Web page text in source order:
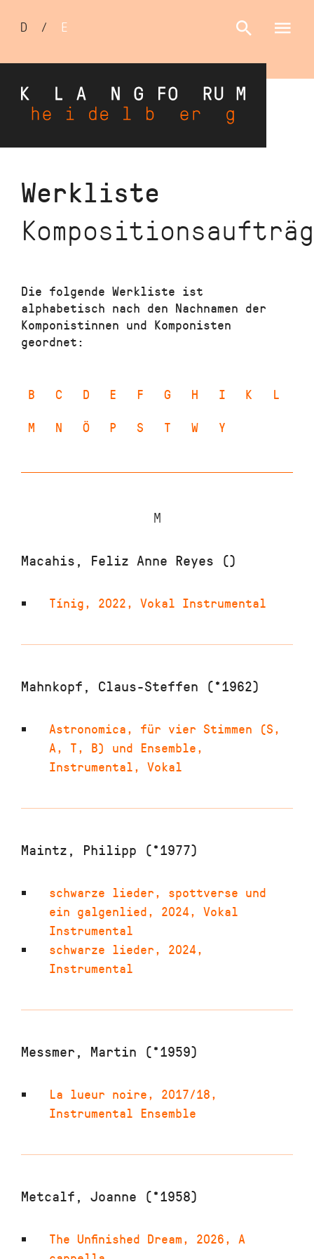
Direkt
Sprachumschalter
D / E
Werkliste
Die folgende Werkliste ist
alphabetisch nach den Nachnamen der
Komponistinnen und Komponisten
geordnet:
B C D E F G H I K
L
M
N Ö P S T W Y
M
Macahis, Feliz Anne Reyes ()
Tínig, 2022, Vokal Instrumental
Mahnkopf, Claus-Steffen (*1962)
Astronomica, für vier Stimmen (S,
A, T, B) und Ensemble,
Instrumental, Vokal
Maintz, Philipp (*1977)
schwarze lieder, spottverse und
ein galgenlied, 2024, Vokal
Instrumental
schwarze lieder, 2024,
Instrumental
Messmer, Martin (*1959)
La lueur noire, 2017/18,
Instrumental Ensemble
Metcalf, Joanne (*1958)
The Unfinished Dream, 2026, A